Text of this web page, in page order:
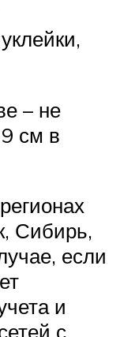
– не
см в
Сибирь,
если
и
с